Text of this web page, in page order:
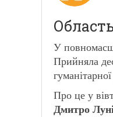
У
Прийняла
Про це у
Дмитро